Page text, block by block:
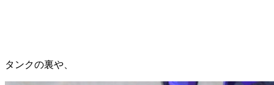
タンクの裏や、